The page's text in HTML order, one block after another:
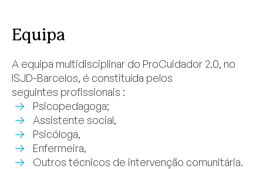
Equipa
A equipa multidisciplinar do ProCuidador 2.0, no
ISJD-Barcelos, é constituída pelos
seguintes profissionais :
Psicopedagoga;
Assistente social,
Psicóloga,
Enfermeira,
Outros técnicos de intervenção comunitária.